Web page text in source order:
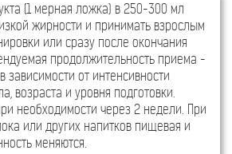
(1 мерная ложка) в 250-300 мл
жирности и принимать взрослым
или сразу после окончания
продолжительность приема -
зависимости от интенсивности
возраста и уровня подготовки.
необходимости через 2 недели. При
или других напитков пищевая и
меняются.